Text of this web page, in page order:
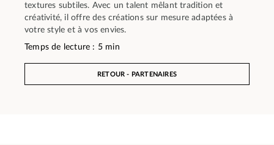
textures subtiles. Avec un talent mêlant tradition et
créativité, il offre des créations sur mesure adaptées à
votre style et à vos envies.
Temps de lecture : 5 min
RETOUR - PARTENAIRES